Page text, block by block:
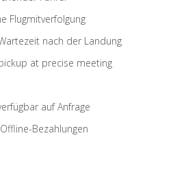
Flugmitverfolgung
nach der Landung
at precise meeting
auf Anfrage
Bezahlungen